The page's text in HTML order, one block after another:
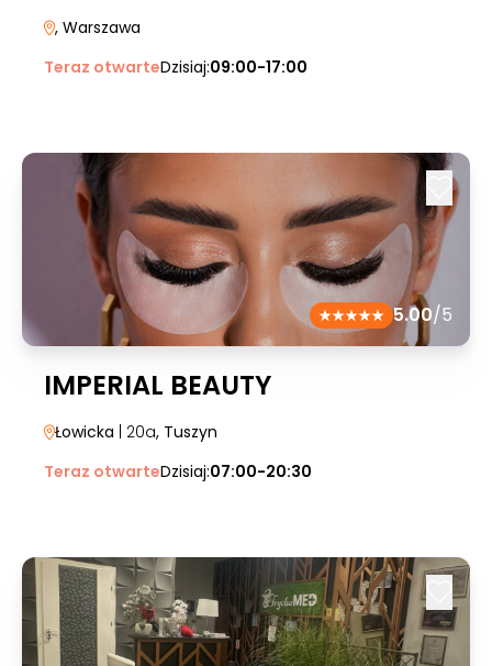
, Warszawa
Teraz otwarteDzisiaj:09:00-17:00
5.00/5
IMPERIAL BEAUTY
Łowicka | 20a, Tuszyn
Teraz otwarteDzisiaj:07:00-20:30